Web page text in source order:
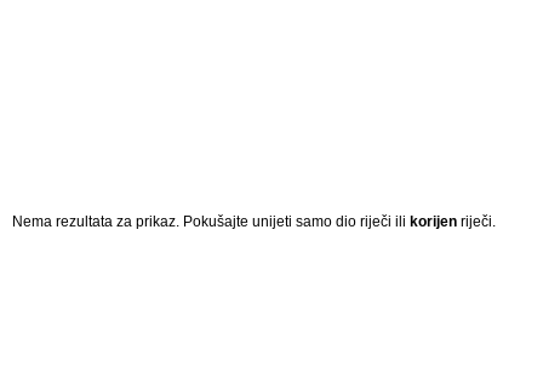
Nema rezultata za prikaz. Pokušajte unijeti samo dio riječi ili korijen riječi.